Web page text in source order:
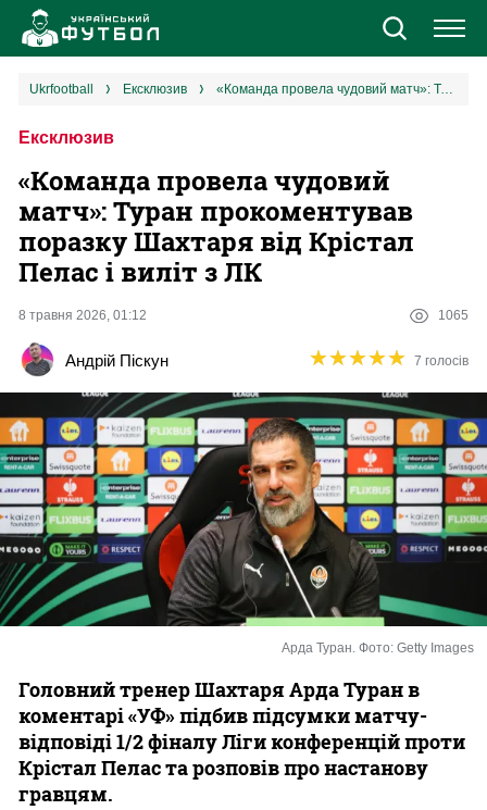
Новини
Єврокубки
УПЛ
Різне
Букмекери
Казино
ukrfootball ексклюзив «Команда провела чудовий матч»: Туран прокоментував поразку Шахтаря від Крістал Пелас і виліт з ЛК
Ексклюзив
«Команда провела чудовий
матч»: Туран прокоментував
поразку Шахтаря від Крістал
Пелас і виліт з ЛК
8 травня 2026, 01:12 1065
Андрій Піскун ★★★★★
★★★★★ 7 голосів
Арда Туран. Фото: Getty Images
Головний тренер Шахтаря Арда Туран в
коментарі «УФ» підбив підсумки матчу-
відповіді 1/2 фіналу Ліги конференцій проти
Крістал Пелас та розповів про настанову
гравцям.